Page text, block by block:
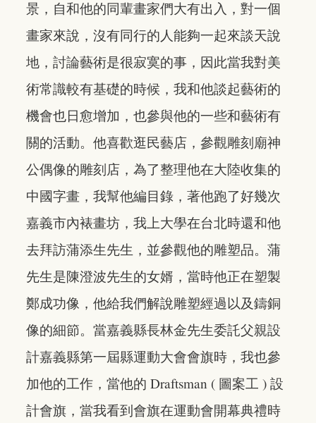
景，自和他的同輩畫家們大有出入，對一個
畫家來說，沒有同行的人能夠一起來談天說
地，討論藝術是很寂寞的事，因此當我對美
術常識較有基礎的時候，我和他談起藝術的
機會也日愈增加，也參與他的一些和藝術有
關的活動。他喜歡逛民藝店，參觀雕刻廟神
公偶像的雕刻店，為了整理他在大陸收集的
中國字畫，我幫他編目錄，著他跑了好幾次
嘉義市內裱畫坊，我上大學在台北時還和他
去拜訪蒲添生先生，並參觀他的雕塑品。蒲
先生是陳澄波先生的女婿，當時他正在塑製
鄭成功像，他給我們解說雕塑經過以及鑄銅
像的細節。當嘉義縣長林金先生委託父親設
計嘉義縣第一屆縣運動大會會旗時，我也參
加他的工作，當他的 Draftsman ( 圖案工 ) 設
計會旗，當我看到會旗在運動會開幕典禮時